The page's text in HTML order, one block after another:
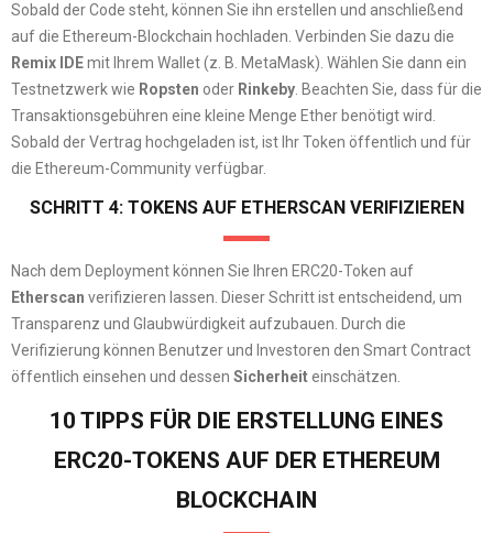
Sobald der Code steht, können Sie ihn erstellen und anschließend
auf die Ethereum-Blockchain hochladen. Verbinden Sie dazu die
Remix IDEmit Ihrem Wallet (z. B. MetaMask). Wählen Sie dann ein
Testnetzwerk wie Ropsten oder Rinkeby . Beachten Sie, dass für die
Transaktionsgebühren eine kleine Menge Ether benötigt wird.
Sobald der Vertrag hochgeladen ist, ist Ihr Token öffentlich und für
die Ethereum-Community verfügbar.
SCHRITT 4: TOKENS AUF ETHERSCAN VERIFIZIEREN
Nach dem Deployment können Sie Ihren ERC20-Token auf
Etherscan verifizieren lassen. Dieser Schritt ist entscheidend, um
Transparenz und Glaubwürdigkeit aufzubauen. Durch die
Verifizierung können Benutzer und Investoren den Smart Contract
öffentlich einsehen und dessen Sicherheiteinschätzen.
10 TIPPS FÜR DIE ERSTELLUNG EINES
ERC20-TOKENS AUF DER ETHEREUM
BLOCKCHAIN